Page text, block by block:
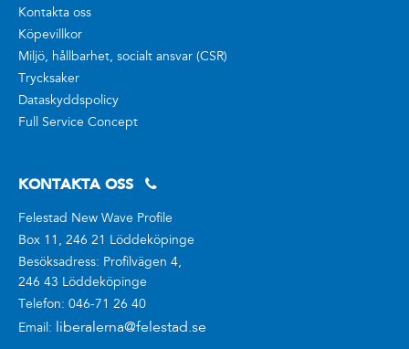
Kontakta oss
Köpevillkor
Miljö, hållbarhet, socialt ansvar (CSR)
Trycksaker
Dataskyddspolicy
Full Service Concept
KONTAKTA OSS
Felestad New Wave Profile
Box 11, 246 21 Löddeköpinge
Besöksadress: Profilvägen 4,
246 43 Löddeköpinge
Telefon: 046-71 26 40
Email: liberalerna@felestad.se